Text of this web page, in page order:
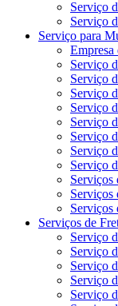
Serviço
Serviço
Serviço para
Empresa
Serviço
Serviço
Serviço
Serviço
Serviço
Serviço
Serviço
Serviço
Serviços
Serviços
Serviços
Serviços de
Serviço
Serviço
Serviço
Serviço
Serviço